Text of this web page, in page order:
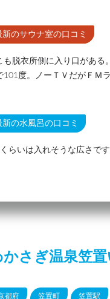
新のサウナ室の口コミ
も脱衣所側に入り口がある
101度。ノーＴＶだがＦＭ
新の水風呂の口コミ
らいは入れそうな広さで
かさぎ温泉笠
都府 笠置町 笠置駅